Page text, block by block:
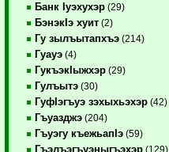
Банк Iуэхухэр (29)
БэнэкIэ хуит (2)
Гу зылъытапхъэ (214)
Гуауэ (4)
ГукъэкIыжхэр (29)
Гулъытэ (30)
ГуфIэгъуэ зэхыхьэхэр (42)
Гъуазджэ (204)
Гъуэгу къежьапIэ (59)
Гъэлъэгъуэныгъэхэр (129)